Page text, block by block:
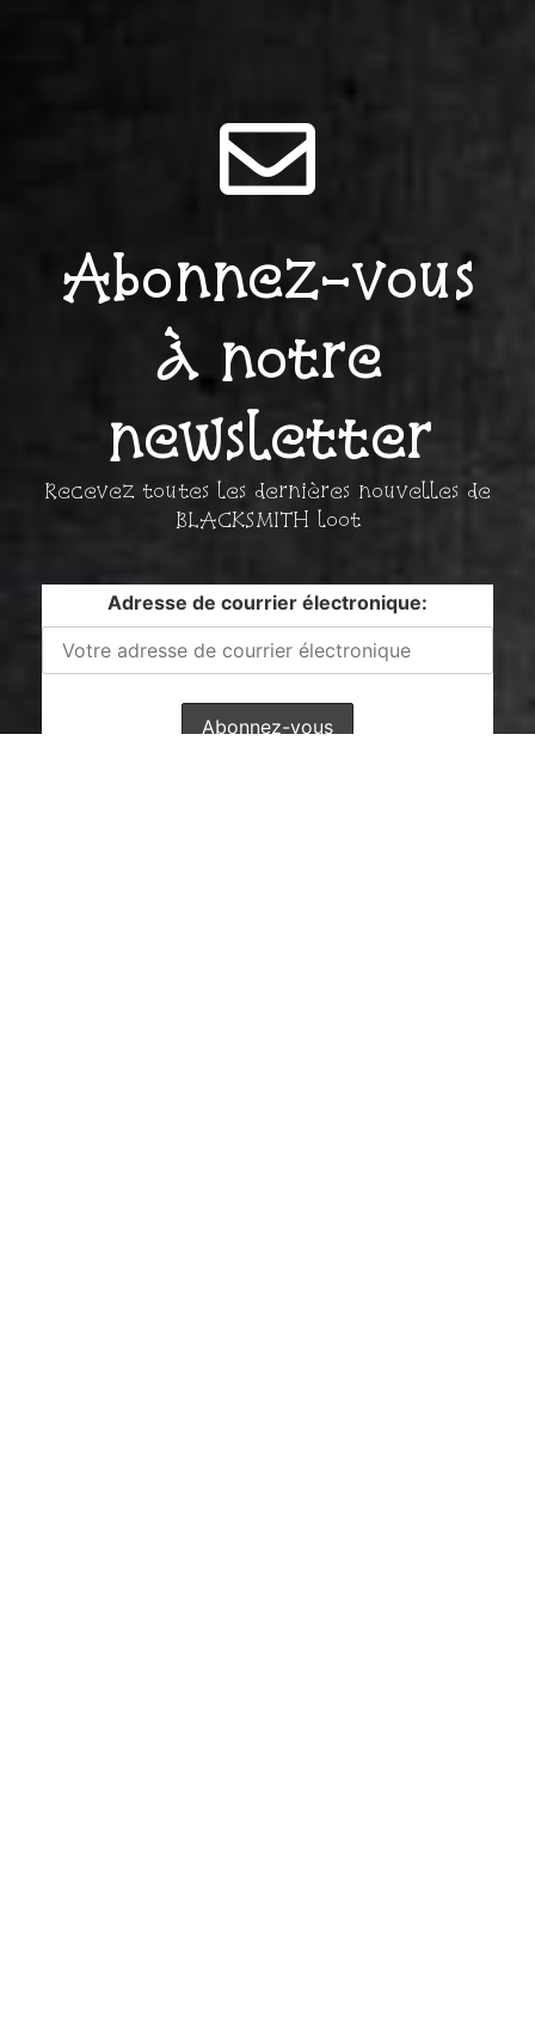
Abonnez-vous
à notre
newsletter
Recevez toutes les dernières nouvelles de
BLACKSMITH loot
Adresse de courrier électronique: